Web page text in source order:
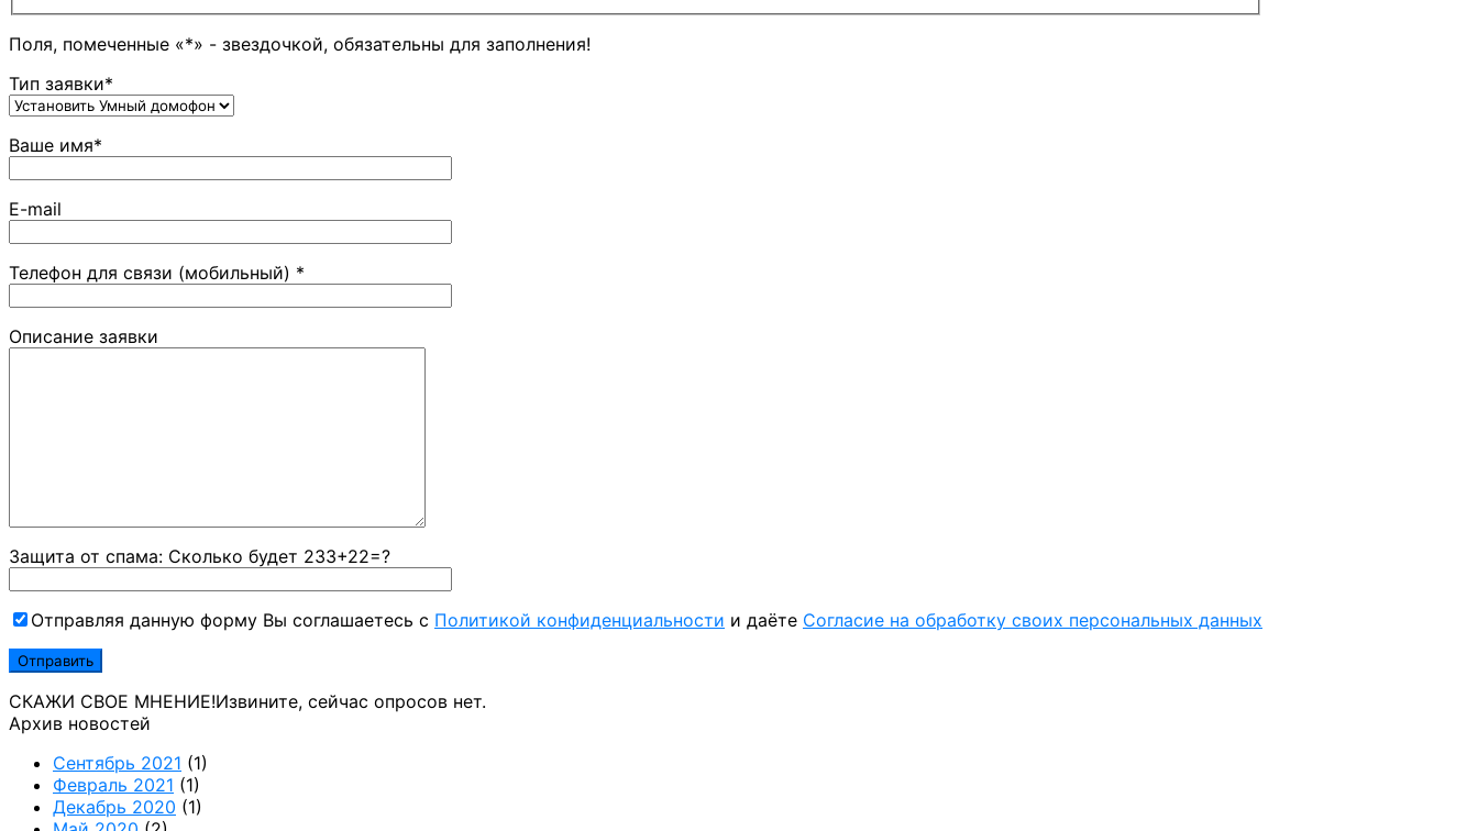
Поля, помеченные «*» - звездочкой, обязательны для заполнения!
Тип заявки*
Ваше имя*
E-mail
Телефон для связи (мобильный) *
Описание заявки
Защита от спама: Сколько будет 233+22=?
Отправляя данную форму Вы соглашаетесь с Политикой конфиденциальности и даёте Согласие на обработку своих персональных данных
СКАЖИ СВОЕ МНЕНИЕ!Извините, сейчас опросов нет.
Архив новостей
Сентябрь 2021 (1)
Февраль 2021 (1)
Декабрь 2020 (1)